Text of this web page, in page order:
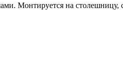
Монтируется на столешницу,